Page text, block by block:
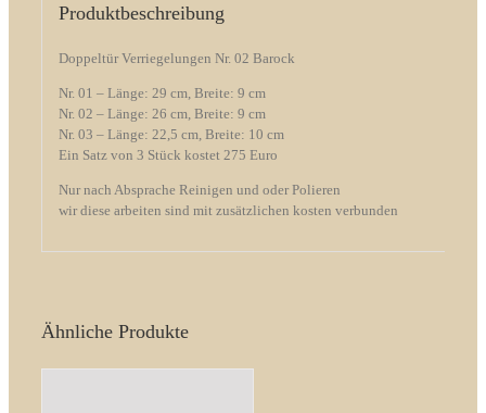
Produktbeschreibung
Doppeltür Verriegelungen Nr. 02 Barock
Nr. 01 – Länge: 29 cm, Breite: 9 cm
Nr. 02 – Länge: 26 cm, Breite: 9 cm
Nr. 03 – Länge: 22,5 cm, Breite: 10 cm
Ein Satz von 3 Stück kostet 275 Euro
Nur nach Absprache Reinigen und oder Polieren
wir diese arbeiten sind mit zusätzlichen kosten verbunden
Ähnliche Produkte